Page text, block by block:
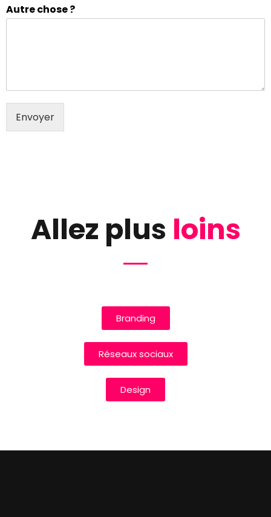
Autre chose ?
Envoyer
Allez plus loins
Branding
Réseaux sociaux
Design